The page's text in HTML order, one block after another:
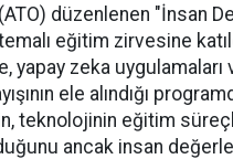
(ATO) düzenlenen "İnsan
eğitim zirvesine
yapay zeka uygulamaları
ele alındığı
teknolojinin eğitim
ancak insan